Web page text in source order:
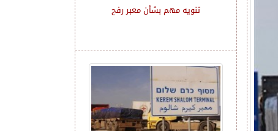
تنويه مهم بشأن معبر رفح